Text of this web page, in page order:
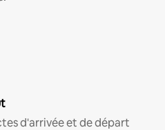
d'arrivée et de départ